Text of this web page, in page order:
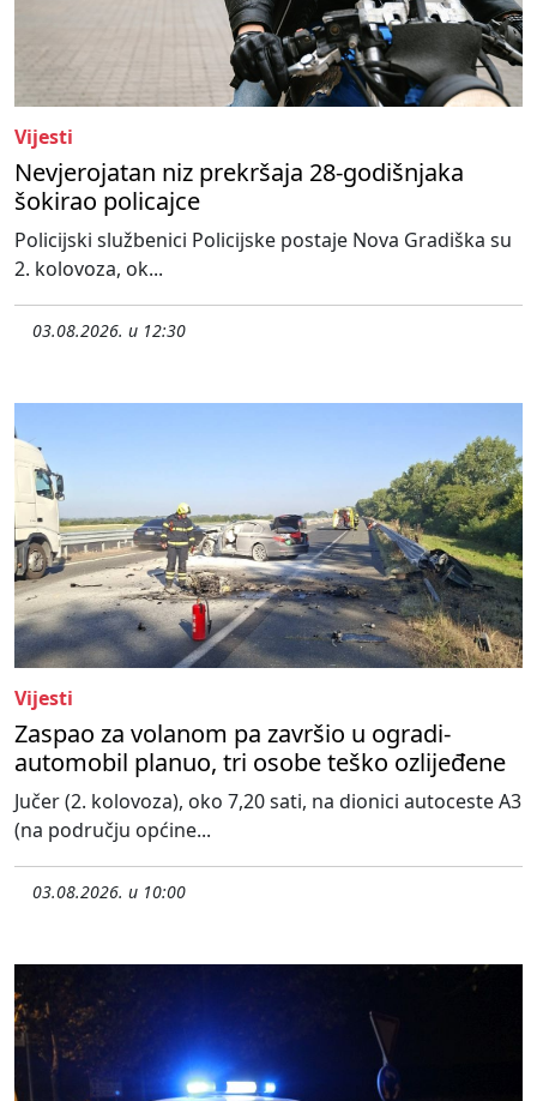
Vijesti
Nevjerojatan niz prekršaja 28-godišnjaka
šokirao policajce
Policijski službenici Policijske postaje Nova Gradiška su
2. kolovoza, ok...
03.08.2026. u 12:30
Vijesti
Zaspao za volanom pa završio u ogradi-
automobil planuo, tri osobe teško ozlijeđene
Jučer (2. kolovoza), oko 7,20 sati, na dionici autoceste A3
(na području općine...
03.08.2026. u 10:00